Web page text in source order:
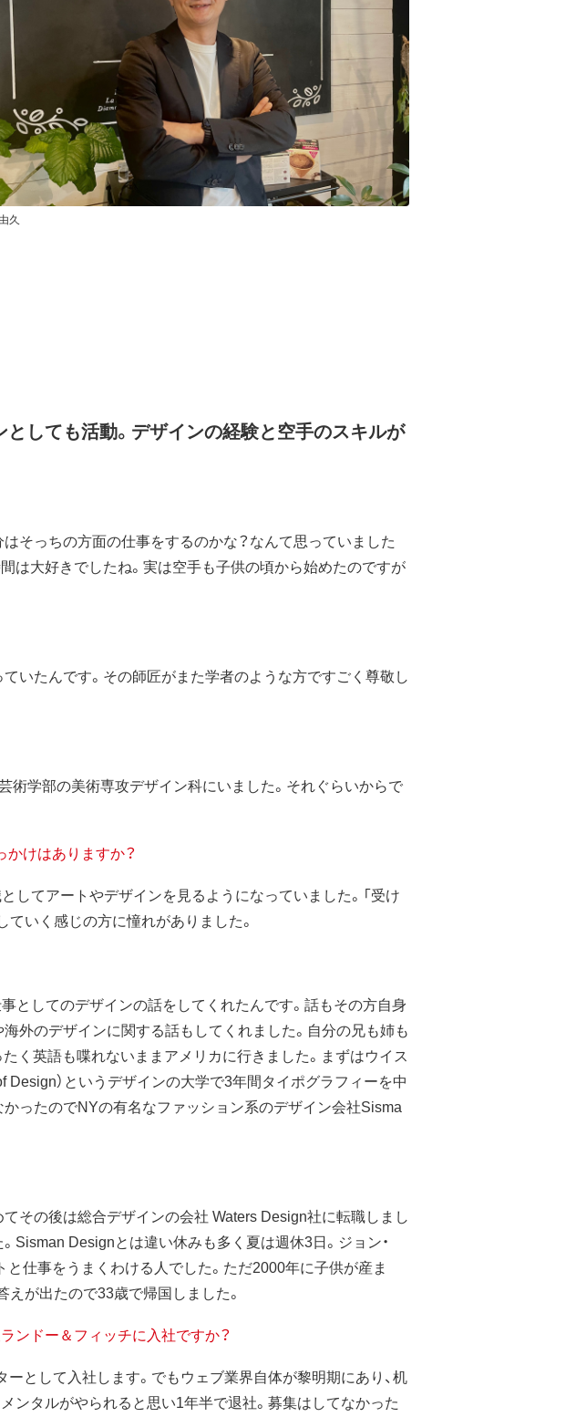
久
しても活動。デザインの経験と空手のスキルが
そっちの方面の仕事をするのかな？なんて思っていました
は大好きでしたね。実は空手も子供の頃から始めたのですが
いたんです。その師匠がまた学者のような方ですごく尊敬し
術学部の美術専攻デザイン科にいました。それぐらいからで
けはありますか？
してアートやデザインを見るようになっていました。「受け
いく感じの方に憧れがありました。
としてのデザインの話をしてくれたんです。話もその方自身
外のデザインに関する話もしてくれました。自分の兄も姉も
く英語も喋れないままアメリカに行きました。まずはウイス
）というデザインの大学で3年間タイポグラフィーを中
ったのでNYの有名なファッション系のデザイン会社Sisma
その後は総合デザインの会社 Waters Design社に転職しまし
Designとは違い休みも多く夏は週休3日。ジョン・
仕事をうまくわける人でした。ただ2000年に子供が産ま
が出たので33歳で帰国しました。
ンドー＆フィッチに入社ですか？
として入社します。でもウェブ業界自体が黎明期にあり、机
ンタルがやられると思い1年半で退社。募集はしてなかった